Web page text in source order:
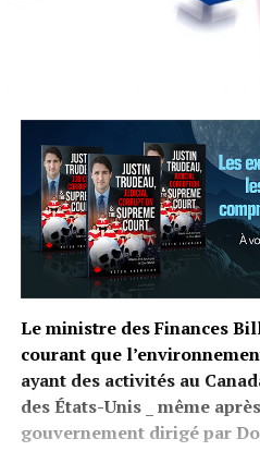
Le ministre des Finances
courant que
ayant des activités au
des États-Unis _ même
gouvernement dirigé par